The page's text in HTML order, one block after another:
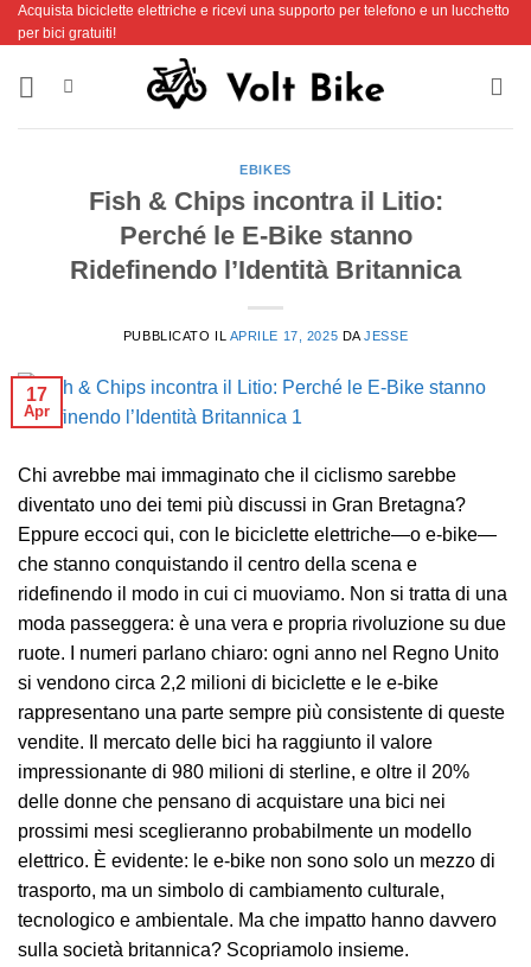
Salta
ai
contenuti
Acquista biciclette elettriche e ricevi una supporto per telefono e un lucchetto
per bici gratuiti!
EBIKES
Fish & Chips incontra il Litio:
Perché le E-Bike stanno
Ridefinendo l’Identità Britannica
PUBBLICATO IL APRILE 17, 2025 DAJESSE
17
Apr
Chi avrebbe mai immaginato che il ciclismo sarebbe
diventato uno dei temi più discussi in Gran Bretagna?
Eppure eccoci qui, con le biciclette elettriche—o e-bike—
che stanno conquistando il centro della scena e
ridefinendo il modo in cui ci muoviamo. Non si tratta di una
moda passeggera: è una vera e propria rivoluzione su due
ruote. I numeri parlano chiaro: ogni anno nel Regno Unito
si vendono circa 2,2 milioni di biciclette e le e-bike
rappresentano una parte sempre più consistente di queste
vendite. Il mercato delle bici ha raggiunto il valore
impressionante di 980 milioni di sterline, e oltre il 20%
delle donne che pensano di acquistare una bici nei
prossimi mesi sceglieranno probabilmente un modello
elettrico. È evidente: le e-bike non sono solo un mezzo di
trasporto, ma un simbolo di cambiamento culturale,
tecnologico e ambientale. Ma che impatto hanno davvero
sulla società britannica? Scopriamolo insieme.